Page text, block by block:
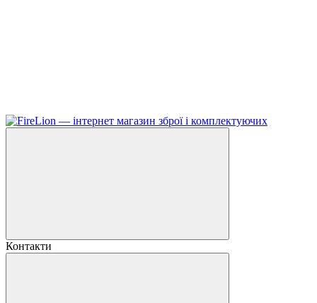
Контакти